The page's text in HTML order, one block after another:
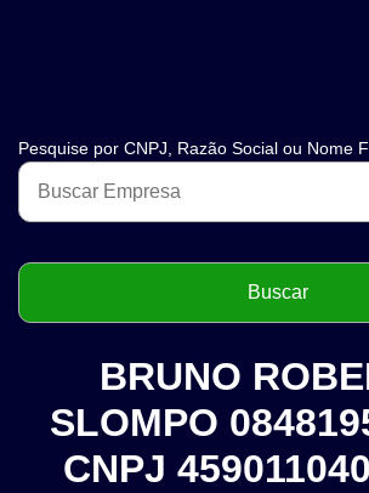
Pesquise por CNPJ, Razão Social ou Nome
BRUNO
SLOMPO
CNPJ